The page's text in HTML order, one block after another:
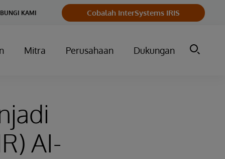
KAMI Cobalah InterSystems IRIS
Mitra Perusahaan Dukungan
AI-